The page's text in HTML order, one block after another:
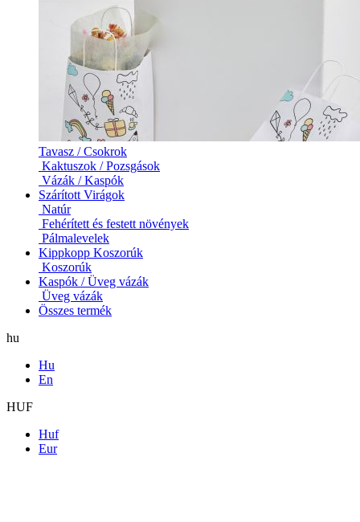
Tavasz / Csokrok
Kaktuszok / Pozsgások
Vázák / Kaspók
Szárított Virágok
Natúr
Fehérített és festett növények
Pálmalevelek
Kippkopp Koszorúk
Koszorúk
Kaspók / Üveg vázák
Üveg vázák
Összes termék
hu
Hu
En
HUF
Huf
Eur